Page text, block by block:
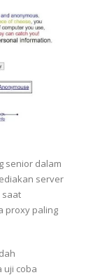
senior dalam
server
saat
proxy paling
uji coba